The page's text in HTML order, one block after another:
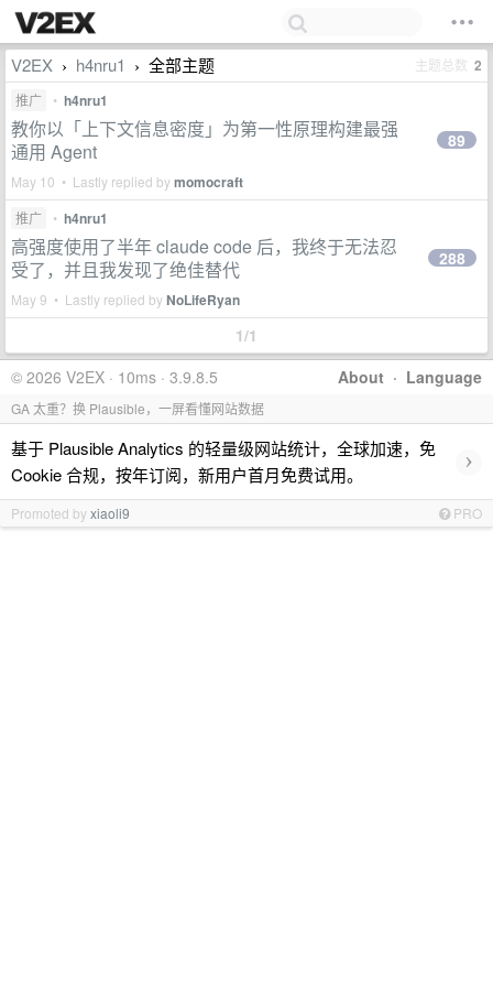
V2EX › h4nru1 › 全部主题 主题总数 2
推广 • h4nru1
教你以「上下文信息密度」为第一性原理构建最强
通用 Agent
May 10 • Lastly replied bymomocraft
89
推广 • h4nru1
高强度使用了半年 claude code 后，我终于无法忍
受了，并且我发现了绝佳替代
May 9 • Lastly replied byNoLifeRyan
288
1/1
About · Language
© 2026 V2EX · 10ms · 3.9.8.5
GA 太重？换 Plausible，一屏看懂网站数据
基于 Plausible Analytics 的轻量级网站统计，全球加速，免
Cookie 合规，按年订阅，新用户首月免费试用。
›
Promoted byxiaoli9 PRO